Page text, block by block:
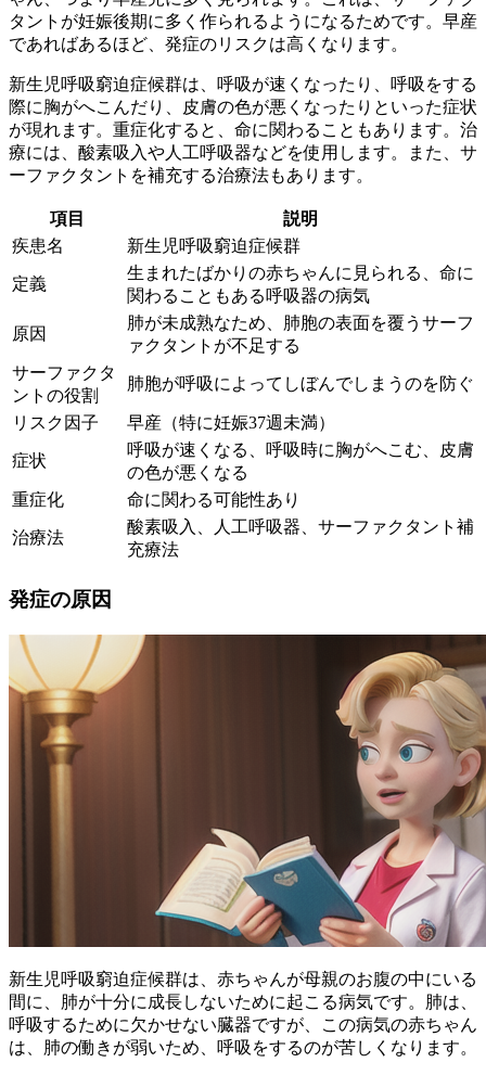
タントが妊娠後期に多く作られるようになるためです。早産
であればあるほど、発症のリスクは高くなります。
新生児呼吸窮迫症候群は、呼吸が速くなったり、呼吸をする
際に胸がへこんだり、皮膚の色が悪くなったりといった症状
が現れます。重症化すると、命に関わることもあります。治
療には、 酸素吸入や人工呼吸器などを使用します。また、サ
ーファクタントを補充する治療法もあります。
項目
説明
疾患名
新生児呼吸窮迫症候群
定義
生まれたばかりの赤ちゃんに見られる、命に
関わることもある呼吸器の病気
原因
肺が未成熟なため、肺胞の表面を覆うサーフ
ァクタントが不足する
サーファクタ
ントの役割
肺胞が呼吸によってしぼんでしまうのを防ぐ
リスク因子 早産（特に妊娠37週未満）
症状
呼吸が速くなる、呼吸時に胸がへこむ、皮膚
の色が悪くなる
重症化
命に関わる可能性あり
治療法
酸素吸入、人工呼吸器、サーファクタント補
充療法
発症の原因
新生児呼吸窮迫症候群は、赤ちゃんが母親のお腹の中にいる
間に、 肺が十分に成長しないために起こる病気です。肺は、
呼吸するために欠かせない臓器ですが、この病気の赤ちゃん
は、肺の働きが弱いため、呼吸をするのが苦しくなります。